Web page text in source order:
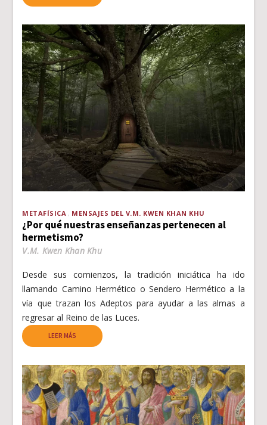
METAFÍSICA MENSAJES DEL V.M. KWEN KHAN KHU
¿Por qué nuestras enseñanzas pertenecen al
hermetismo?
V.M. Kwen Khan Khu
Desde sus comienzos, la tradición iniciática ha ido
llamando Camino Hermético o Sendero Hermético a la
vía que trazan los Adeptos para ayudar a las almas a
regresar al Reino de las Luces.
LEER MÁS